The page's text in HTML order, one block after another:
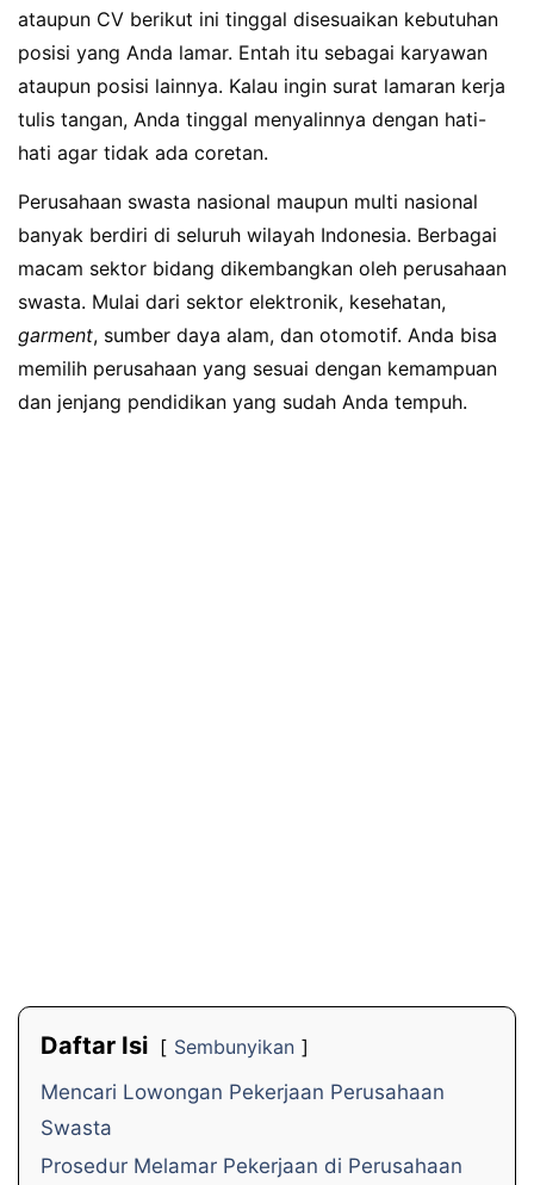
ataupun CV berikut ini tinggal disesuaikan kebutuhan
posisi yang Anda lamar. Entah itu sebagai karyawan
ataupun posisi lainnya. Kalau ingin surat lamaran kerja
tulis tangan, Anda tinggal menyalinnya dengan hati-
hati agar tidak ada coretan.
Perusahaan swasta nasional maupun multi nasional
banyak berdiri di seluruh wilayah Indonesia. Berbagai
macam sektor bidang dikembangkan oleh perusahaan
swasta. Mulai dari sektor elektronik, kesehatan,
garment, sumber daya alam, dan otomotif. Anda bisa
memilih perusahaan yang sesuai dengan kemampuan
dan jenjang pendidikan yang sudah Anda tempuh.
Daftar Isi
Sembunyikan
Mencari Lowongan Pekerjaan Perusahaan
Swasta
Prosedur Melamar Pekerjaan di Perusahaan